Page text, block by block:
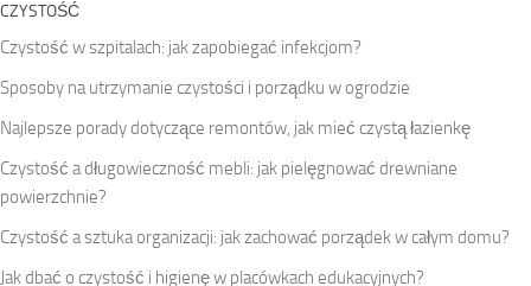
CZYSTOŚĆ
Czystość w szpitalach: jak zapobiegać infekcjom?
Sposoby na utrzymanie czystości i porządku w ogrodzie
Najlepsze porady dotyczące remontów, jak mieć czystą łazienkę
Czystość a długowieczność mebli: jak pielęgnować drewniane
powierzchnie?
Czystość a sztuka organizacji: jak zachować porządek w całym domu?
Jak dbać o czystość i higienę w placówkach edukacyjnych?